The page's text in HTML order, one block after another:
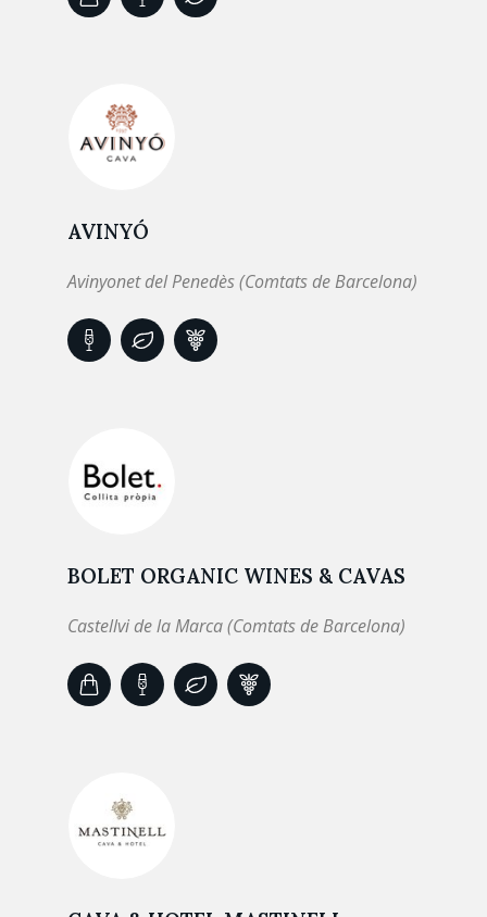
AVINYÓ
Avinyonet del Penedès (Comtats de Barcelona)
BOLET ORGANIC WINES & CAVAS
Castellvi de la Marca (Comtats de Barcelona)